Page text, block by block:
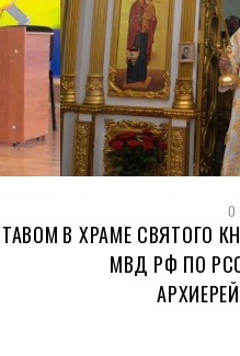
В ХРАМЕ СВЯТОГО
МВД РФ ПО